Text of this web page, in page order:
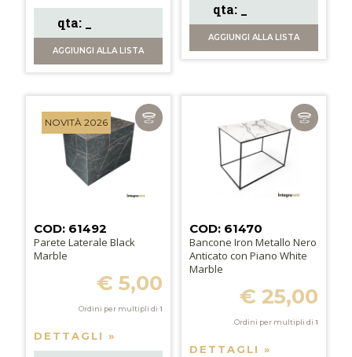
AGGIUNGIALLA LISTA
AGGIUNGI ALLA LISTA
NOVITÀ 2026
COD: 61492
Parete Laterale Black
Marble
€ 5,00
Ordini per multipli di 1
DETTAGLI »
COD: 61470
Bancone Iron Metallo Nero
Anticato con Piano White
Marble
€ 25,00
Ordini per multipli di 1
DETTAGLI »